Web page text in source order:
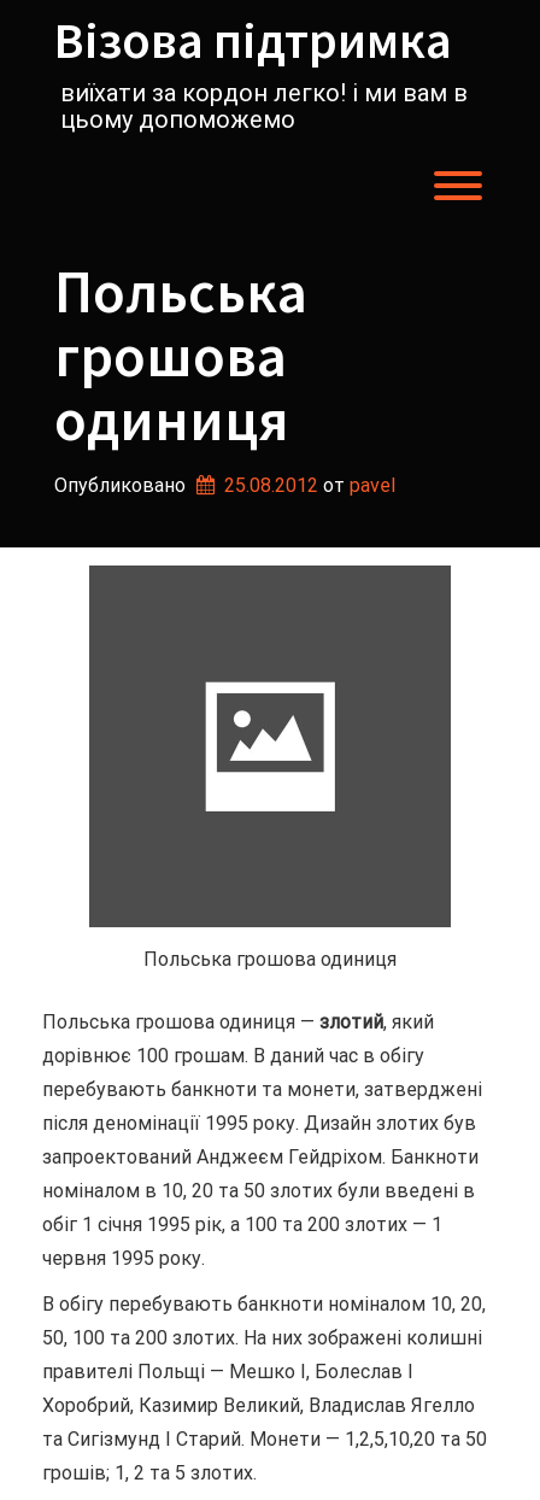
содержимомуВізова підтримка
виїхати за кордон легко! і ми вам в
цьому допоможемо
Польська
грошова
одиниця
Опубликовано 25.08.2012 от pavel
Польська грошова одиниця
Польська грошова одиниця — злотий, який
дорівнює 100 грошам. В даний час в обігу
перебувають банкноти та монети, затверджені
після деномінації 1995 року. Дизайн злотих був
запроектований Анджеєм Гейдріхом. Банкноти
номіналом в 10, 20 та 50 злотих були введені в
обіг 1 січня 1995 рік, а 100 та 200 злотих — 1
червня 1995 року.
В обігу перебувають банкноти номіналом 10, 20,
50, 100 та 200 злотих. На них зображені колишні
правителі Польщі — Мешко I, Болеслав I
Хоробрий, Казимир Великий, Владислав Ягелло
та Сигізмунд I Старий. Монети — 1,2,5,10,20 та 50
грошів; 1, 2 та 5 злотих.